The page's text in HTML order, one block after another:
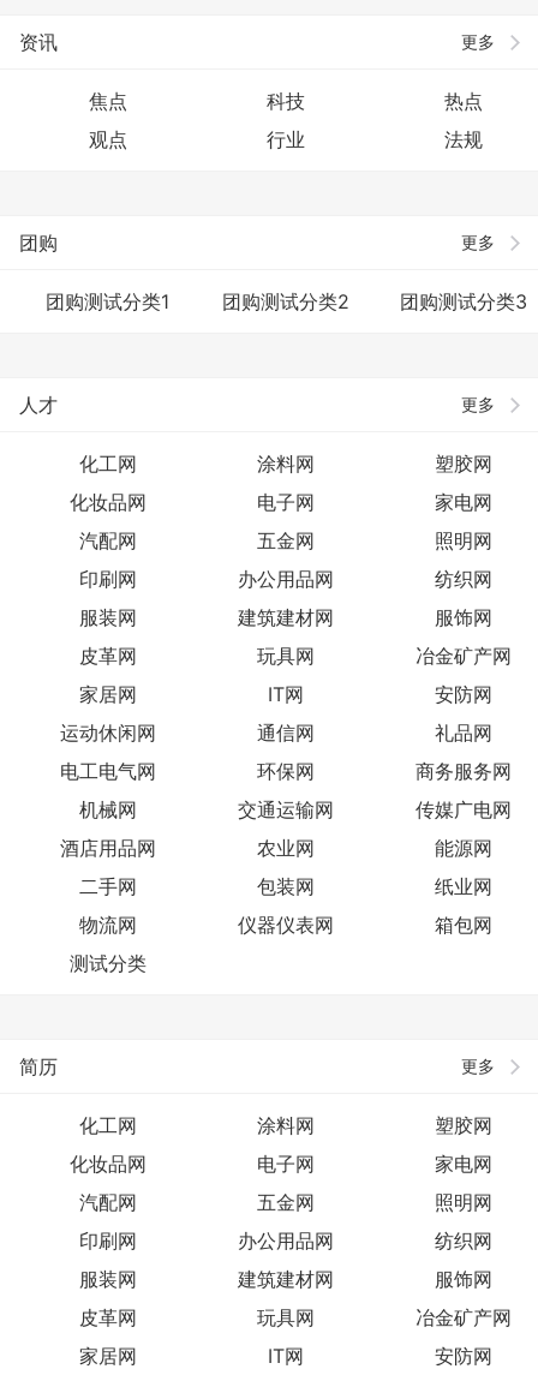
更多
资讯
焦点 科技
热点
观点
行业 法规
更多
团购
团购测试分类1 团购测试分类2 团购测试分类3
更多
人才
化工网 涂料网
塑胶网
化妆品网
电子网
家电网
汽配网
五金网
照明网
印刷网
办公用品网
纺织网
服装网
建筑建材网
服饰网
皮革网
玩具网
冶金矿产网
家居网
IT网
安防网
运动休闲网
通信网
礼品网
电工电气网
环保网
商务服务网
机械网
交通运输网
传媒广电网
酒店用品网
农业网
能源网
二手网
包装网
纸业网
物流网
仪器仪表网
箱包网
测试分类
更多
简历
化工网 涂料网
塑胶网
化妆品网
电子网
家电网
汽配网
五金网
照明网
印刷网
办公用品网
纺织网
服装网
建筑建材网
服饰网
皮革网
玩具网
冶金矿产网
家居网
IT网
安防网